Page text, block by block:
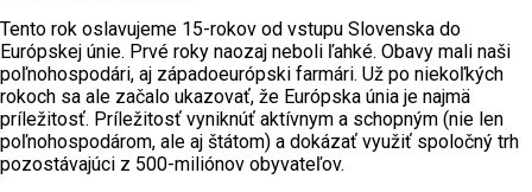
Tento rok oslavujeme 15-rokov od vstupu Slovenska do
Európskej únie. Prvé roky naozaj neboli ľahké. Obavy mali naši
poľnohospodári, aj západoeurópski farmári. Už po niekoľkých
rokoch sa ale začalo ukazovať, že Európska únia je najmä
príležitosť. Príležitosť vyniknúť aktívnym a schopným (nie len
poľnohospodárom, ale aj štátom) a dokázať využiť spoločný trh
pozostávajúci z 500-miliónov obyvateľov.